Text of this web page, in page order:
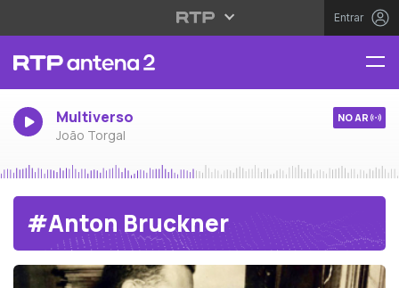
Entrar
Multiverso
João Torgal
NO AR
#Anton Bruckner